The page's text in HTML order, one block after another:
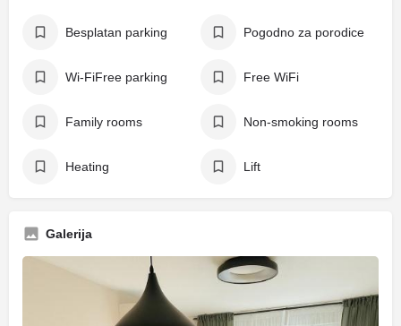
Besplatan parking Pogodno za porodice
Wi-FiFree parking Free WiFi
Family rooms Non-smoking rooms
Heating Lift
Galerija